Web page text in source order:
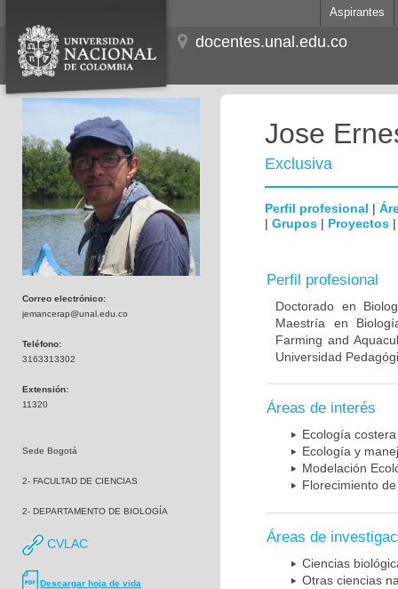
Aspirantes
docentes.unal.edu.co
Correo electrónico:
jemancerap@unal.edu.co
Teléfono:
3163313302
Extensión:
11320
Sede Bogotá
2- FACULTAD DE CIENCIAS
2- DEPARTAMENTO DE BIOLOGÍA
CVLAC
Descargar hoja de vida
Jose
Exclusiva
Perfil profesional |
| Grupos | Proyectos
Perfil profesional
Doctorado en
Maestría en
Farming and
Universidad
Áreas de interés
Ecología costera
Ecología y
Modelación
Florecimiento
Áreas de
Ciencias
Otras ciencias